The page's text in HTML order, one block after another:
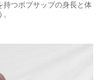
持つボブサップの身長と体